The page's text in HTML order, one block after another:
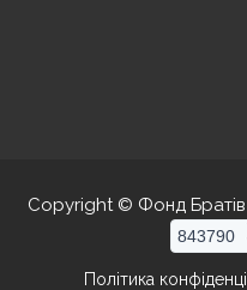
Copyright © Фонд Братів
843790
Політика